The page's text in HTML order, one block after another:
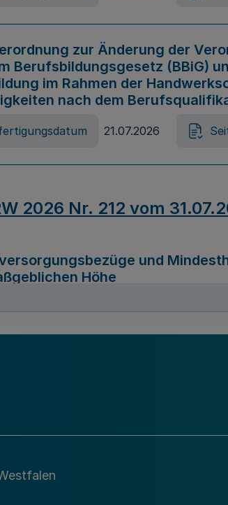
zur Änderung der
Berufsbildungsgesetz (BBiG)
im Rahmen der
nach dem
21.07.2026
2026 Nr. 212 vom
und
Höhe
zur Durchführung des